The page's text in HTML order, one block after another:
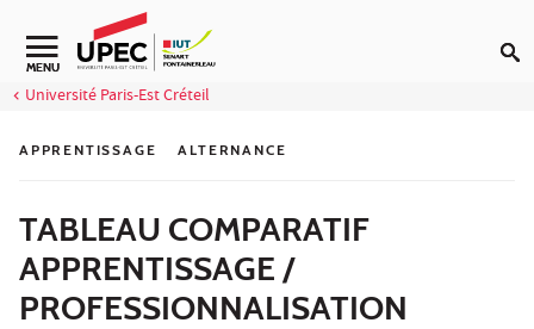
Aller au contenu
Navigation secondaire
MENU
Université Paris-Est Créteil
APPRENTISSAGE ALTERNANCE
TABLEAU COMPARATIF
APPRENTISSAGE /
PROFESSIONNALISATION